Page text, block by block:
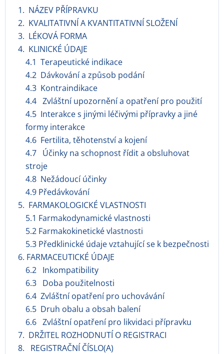
1. NÁZEV PŘÍPRAVKU
2. KVALITATIVNÍ A KVANTITATIVNÍ SLOŽENÍ
3. LÉKOVÁ FORMA
4. KLINICKÉ ÚDAJE
4.1 Terapeutické indikace
4.2 Dávkování a způsob podání
4.3 Kontraindikace
4.4 Zvláštní upozornění a opatření pro použití
4.5 Interakce s jinými léčivými přípravky a jiné
formy interakce
4.6 Fertilita, těhotenství a kojení
4.7 Účinky na schopnost řídit a obsluhovat
stroje
4.8 Nežádoucí účinky
4.9 Předávkování
5. FARMAKOLOGICKÉ VLASTNOSTI
5.1 Farmakodynamické vlastnosti
5.2 Farmakokinetické vlastnosti
5.3 Předklinické údaje vztahující se k bezpečnosti
6. FARMACEUTICKÉ ÚDAJE
6.2 Inkompatibility
6.3 Doba použitelnosti
6.4 Zvláštní opatření pro uchovávání
6.5 Druh obalu a obsah balení
6.6 Zvláštní opatření pro likvidaci přípravku
7. DRŽITEL ROZHODNUTÍ O REGISTRACI
8. REGISTRAČNÍ ČÍSLO(A)